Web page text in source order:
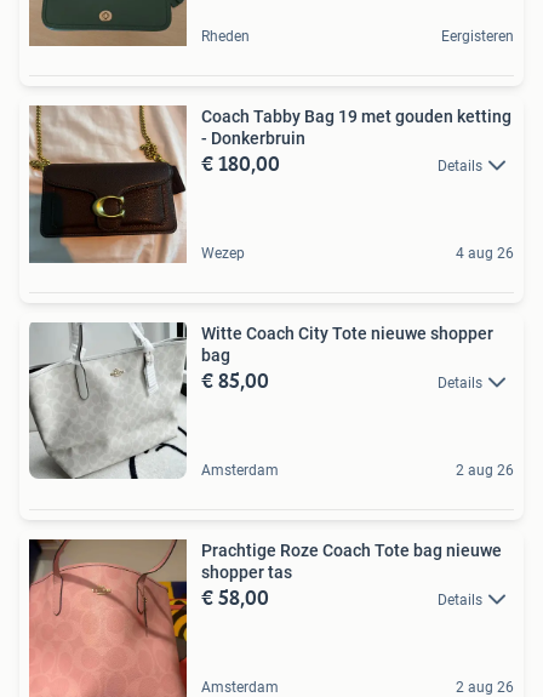
Rheden Eergisteren
Coach Tabby Bag 19 met gouden ketting
- Donkerbruin
€ 180,00 Details
Wezep 4 aug 26
Witte Coach City Tote nieuwe shopper
bag
€ 85,00 Details
Amsterdam 2 aug 26
Prachtige Roze Coach Tote bag nieuwe
shopper tas
€ 58,00 Details
Amsterdam 2 aug 26